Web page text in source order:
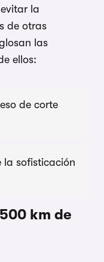
la
de otras
las
ellos:
de corte
la sofisticación
500 km de